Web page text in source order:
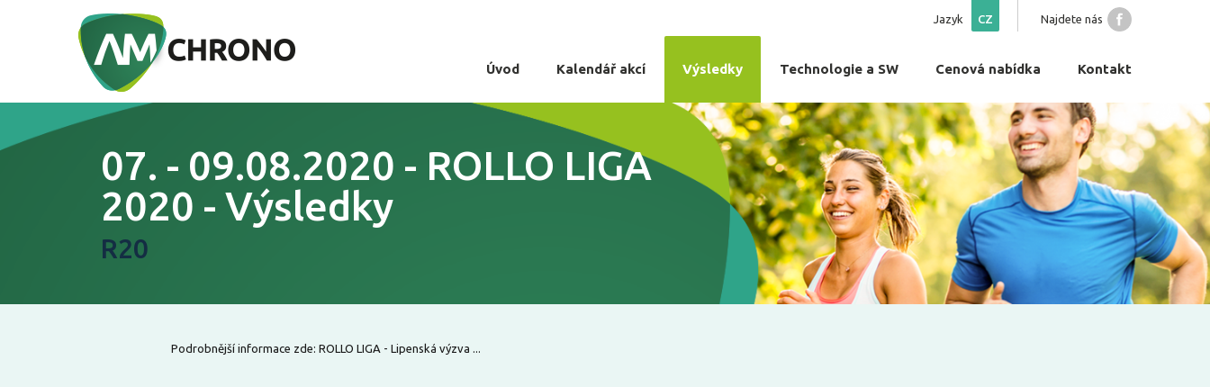
Najdete nás
Jazyk CZ
Úvod Kalendář akcí Výsledky Technologie a SW Cenová nabídka Kontakt
07. - 09.08.2020 - ROLLO LIGA
2020 - Výsledky
R20
Podrobnější informace zde: ROLLO LIGA - Lipenská výzva ...